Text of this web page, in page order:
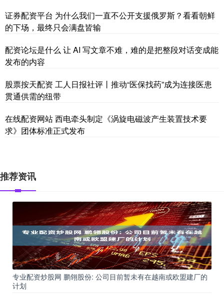
证券配资平台 为什么我们一直不公开支援俄罗斯？看看朝鲜
的下场，最终只会满盘皆输
配资论坛是什么 让 AI 写文章不难，难的是把整段对话变成能
发布的内容
股票按天配资 工人日报社评丨推动“医保找药”成为连接医患
贯通供需的纽带
在线配资网站 西电牵头制定《涡旋电磁波产生装置技术要
求》团体标准正式发布
推荐资讯
专业配资炒股网 鹏翎股份: 公司目前暂未有在越南或欧盟建厂的
计划